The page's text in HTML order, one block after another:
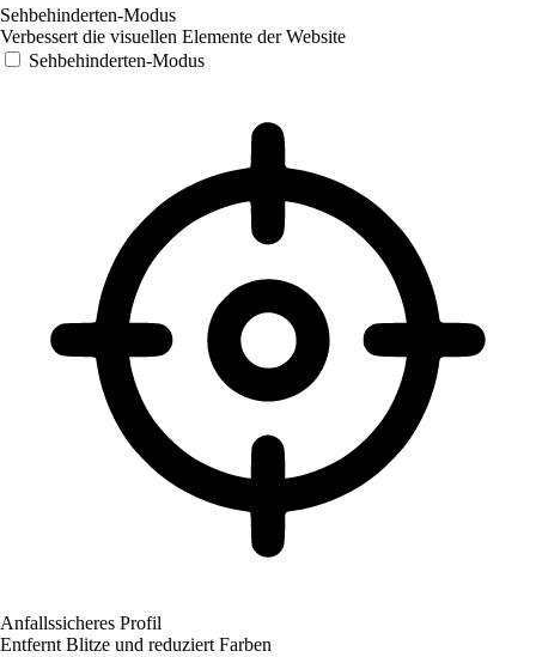
Sehbehinderten-Modus
Verbessert die visuellen Elemente der Website
Sehbehinderten-Modus
Anfallssicheres Profil
Entfernt Blitze und reduziert Farben